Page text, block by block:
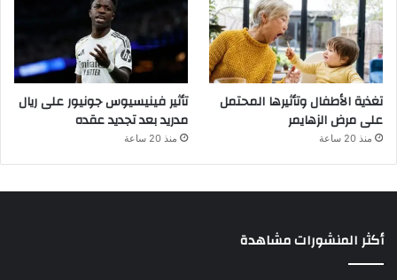
تغذية الأطفال وتأثيرها المحتمل
على مرض الزهايمر
منذ 20 ساعة
تأثير فينيسيوس جونيور على ريال
مدريد بعد تجديد عقده
منذ 20 ساعة
أكثر المنشورات مشاهدة